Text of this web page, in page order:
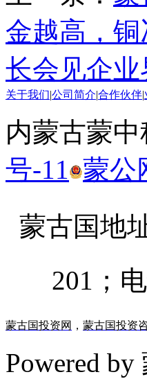
金越高，
长会见企
关于我们 公司简介 合作伙伴
内蒙古蒙
号-11 蒙公
蒙古国地
201；
蒙古国投资网 ， 蒙古国投资
Powered